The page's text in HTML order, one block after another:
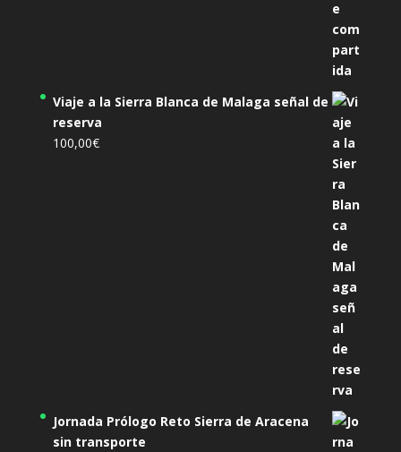
Viaje a la Sierra Blanca de Malaga señal de
reserva
100,00€
Jornada Prólogo Reto Sierra de Aracena
sin transporte